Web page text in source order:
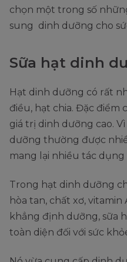
chọn một trong số
sung dinh dưỡng cho
Sữa hạt dinh
Hạt dinh dưỡng có rất
điều, hạt chia. Đặc điểm
giá trị dinh dưỡng cao.
dưỡng thường được
mang lại nhiều tác
Trong hạt dinh dưỡng
hòa tan, chất xơ, vitamin
khẳng định dưỡng, sữa
toàn diện đối với sức